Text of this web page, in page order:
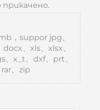
，suppor jpg、
、xls、xlsx、
x_t、dxf、prt、
、zip